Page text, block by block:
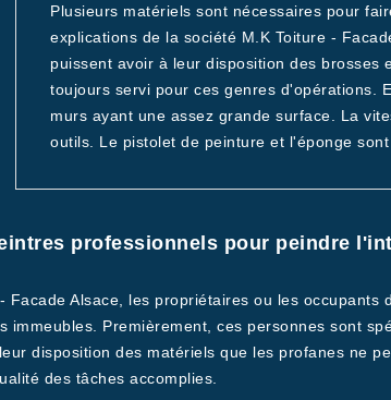
Plusieurs matériels sont nécessaires pour
explications de la société M.K Toiture -
puissent avoir à leur disposition des
toujours servi pour ces genres d'opérations.
murs ayant une assez grande surface. La
outils. Le pistolet de peinture et l'éponge
professionnels pour peindre
Facade Alsace, les propriétaires ou les
immeubles. Premièrement, ces personnes sont
disposition des matériels que les profanes ne
des tâches accomplies.